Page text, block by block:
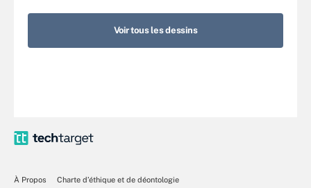
Voir tous les dessins
À Propos
Charte d’éthique et de déontologie